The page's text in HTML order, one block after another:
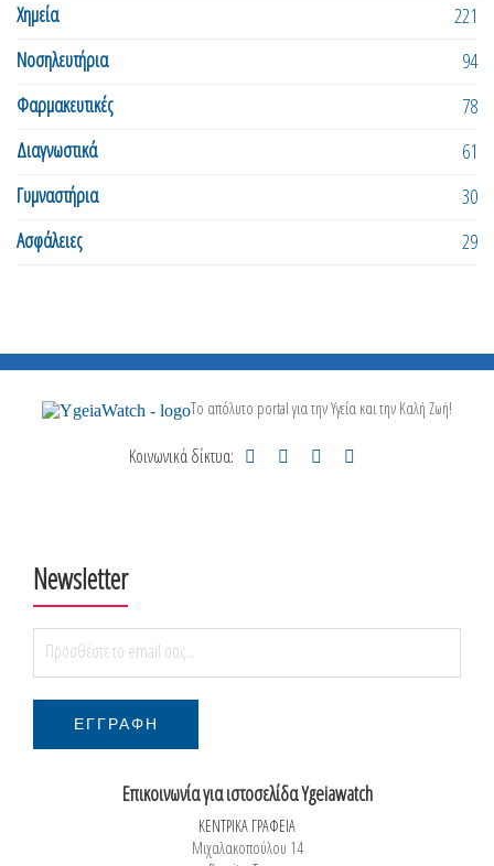
Χημεία
221
Νοσηλευτήρια
94
Φαρμακευτικές
78
Διαγνωστικά
61
Γυμναστήρια
30
Ασφάλειες
29
Το απόλυτο portal για την Υγεία και την Καλή Ζωή!
Κοινωνικά δίκτυα:
Newsletter
Επικοινωνία για ιστοσελίδα Ygeiawatch
ΚΕΝΤΡΙΚΑ ΓΡΑΦΕΙΑ
Μιχαλακοπούλου 14